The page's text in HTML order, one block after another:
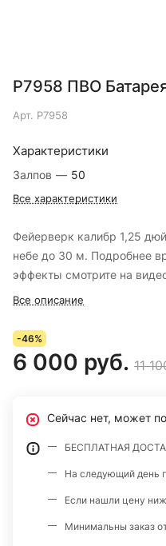
Р7958 ПВО
Арт. Р7958
Характеристики
Залпов — 50
Все характеристики
Фейерверк калибр 1,25
небе до 30 м. Подробнее
эффекты смотрите на
Все описание
-46%
6 000 руб. 11
Сейчас нет, может
БЕСПЛАТНАЯ
На следующий день
Если нашли цену
Минимальны заказ